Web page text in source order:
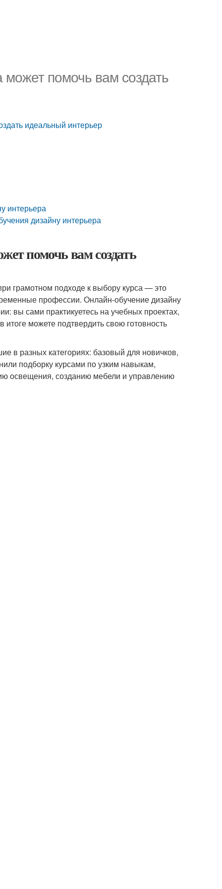
может помочь вам создать
идеальный интерьер
интерьера
дизайну интерьера
помочь вам создать
грамотном подходе к выбору курса — это
профессии. Онлайн-обучение дизайну
вы сами практикуетесь на учебных проектах,
можете подтвердить свою готовность
в разных категориях: базовый для новичков,
подборку курсами по узким навыкам,
освещения, созданию мебели и управлению